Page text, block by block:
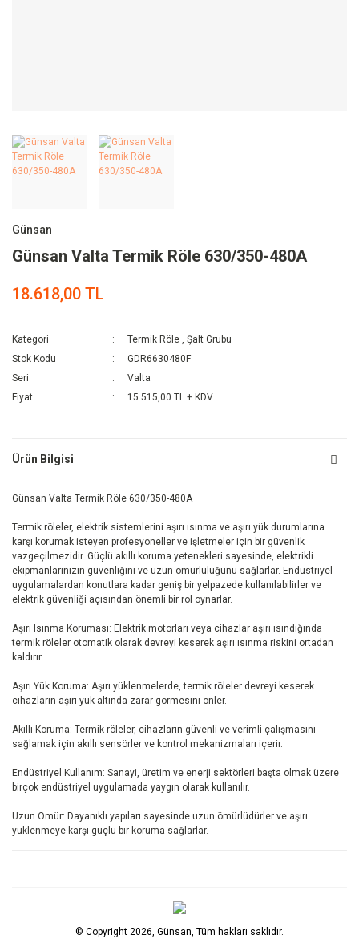
Günsan
Günsan Valta Termik Röle 630/350-480A
18.618,00 TL
Kategori Termik Röle ,Şalt Grubu
Stok Kodu
GDR6630480F
Seri
Valta
Fiyat
15.515,00 TL + KDV
Ürün Bilgisi
Günsan Valta Termik Röle 630/350-480A
Termik röleler, elektrik sistemlerini aşırı ısınma ve aşırı yük durumlarına
karşı korumak isteyen profesyoneller ve işletmeler için bir güvenlik
vazgeçilmezidir. Güçlü akıllı koruma yetenekleri sayesinde, elektrikli
ekipmanlarınızın güvenliğini ve uzun ömürlülüğünü sağlarlar. Endüstriyel
uygulamalardan konutlara kadar geniş bir yelpazede kullanılabilirler ve
elektrik güvenliği açısından önemli bir rol oynarlar.
Aşırı Isınma Koruması: Elektrik motorları veya cihazlar aşırı ısındığında
termik röleler otomatik olarak devreyi keserek aşırı ısınma riskini ortadan
kaldırır.
Aşırı Yük Koruma: Aşırı yüklenmelerde, termik röleler devreyi keserek
cihazların aşırı yük altında zarar görmesini önler.
Akıllı Koruma: Termik röleler, cihazların güvenli ve verimli çalışmasını
sağlamak için akıllı sensörler ve kontrol mekanizmaları içerir.
Endüstriyel Kullanım: Sanayi, üretim ve enerji sektörleri başta olmak üzere
birçok endüstriyel uygulamada yaygın olarak kullanılır.
Uzun Ömür: Dayanıklı yapıları sayesinde uzun ömürlüdürler ve aşırı
yüklenmeye karşı güçlü bir koruma sağlarlar.
© Copyright 2026, Günsan, Tüm hakları saklıdır.